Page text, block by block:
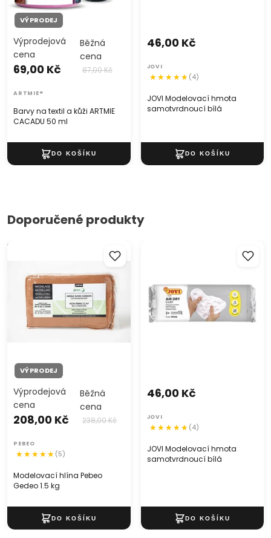
VÝPRODEJ
Barvy na textil a kůži ARTMIE
CACADU 50 ml
Výprodejová
cena
69,00 Kč
Běžná
cena
87,00 Kč
ARTMIE®
JOVI Modelovací hmota
samotvrdnoucí bílá
46,00 Kč
JOVI
(4)
Doporučené produkty
Modelovací hlína Pebeo
VÝPRODEJ
Modelovací hlína Pebeo
Gedeo 1.5 kg
Výprodejová
cena
208,00 Kč
Běžná
cena
238,00 Kč
PEBEO
(5)
JOVI Modelovací hmota
samotvrdnoucí bílá
46,00 Kč
JOVI
(4)